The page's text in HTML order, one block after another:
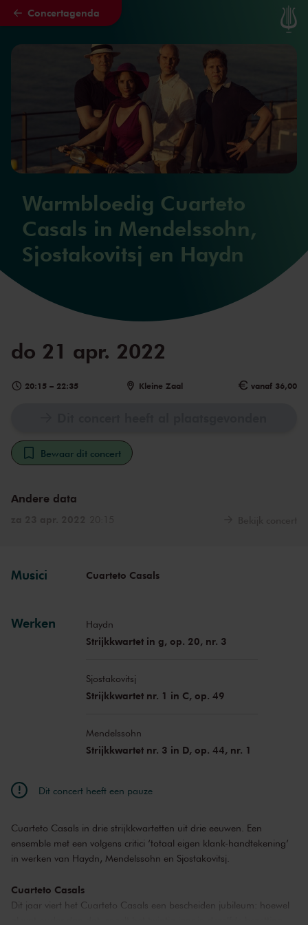
Naar hoofdcontent
Concertagenda
Warmbloedig Cuarteto
Casals in Mendelssohn,
Sjostakovitsj en Haydn
do 21 apr. 2022
20:15 – 22:35 Kleine Zaal vanaf 36,00
Bewaar dit concert
Andere data
Musici Cuarteto Casals
Werken Haydn
Strijkkwartet in g, op. 20, nr. 3
Sjostakovitsj
Strijkkwartet nr. 1 in C, op. 49
Mendelssohn
Strijkkwartet nr. 3 in D, op. 44, nr. 1
Dit concert heeft een pauze
Cuarteto Casals in drie strijkkwartetten uit drie eeuwen. Een
ensemble met een volgens critici ‘totaal eigen klank-handtekening’
in werken van Haydn, Mendelssohn en Sjostakovitsj.
Cuarteto Casals
Dit jaar viert het Cuarteto Casals een bescheiden jubileum: hoewel